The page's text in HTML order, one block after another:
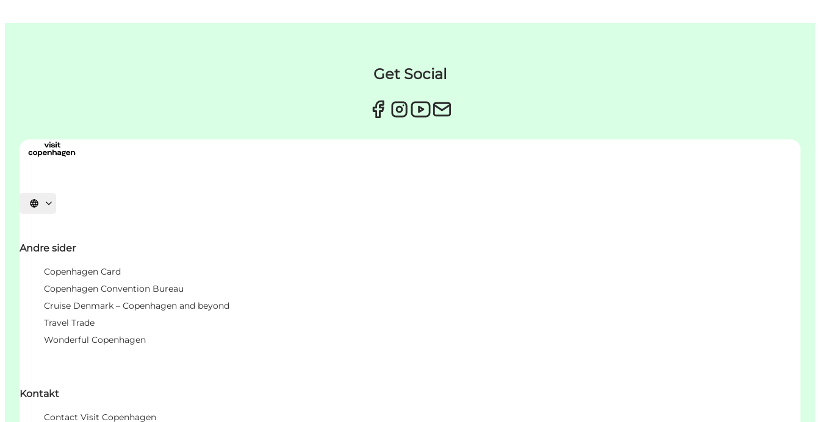
Get Social
Vælg sprog
Andre sider
Copenhagen Card
Copenhagen Convention Bureau
Cruise Denmark – Copenhagen and beyond
Travel Trade
Wonderful Copenhagen
Kontakt
Contact Visit Copenhagen